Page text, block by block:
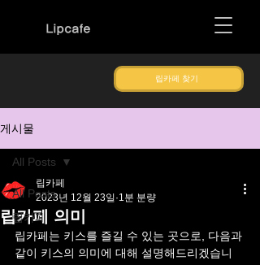
Lipcafe
립카페 찾기
게시물
All Posts
립카페
All Posts
립카페 의미
립카페
2023년 12월 23일 1분 분량
립카페는 키스를 즐길 수 있는 곳으로, 다음과
같이 키스의 의미에 대해 설명해드리겠습니